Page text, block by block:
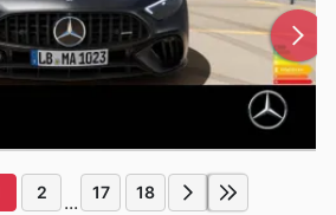
2 ... 17 18